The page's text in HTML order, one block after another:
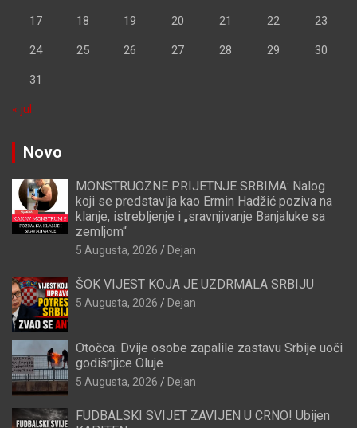
17 18 19 20 21 22 23
24 25 26 27 28 29 30
31
« jul
Novo
MONSTRUOZNE PRIJETNJE SRBIMA: Nalog
koji se predstavlja kao Ermin Hadžić poziva na
klanje, istrebljenje i „sravnjivanje Banjaluke sa
zemljom“
5 Augusta, 2026 Dejan
ŠOK VIJEST KOJA JE UZDRMALA SRBIJU
5 Augusta, 2026 Dejan
Otočca: Dvije osobe zapalile zastavu Srbije uoči
godišnjice Oluje
5 Augusta, 2026 Dejan
FUDBALSKI SVIJET ZAVIJEN U CRNO! Ubijen